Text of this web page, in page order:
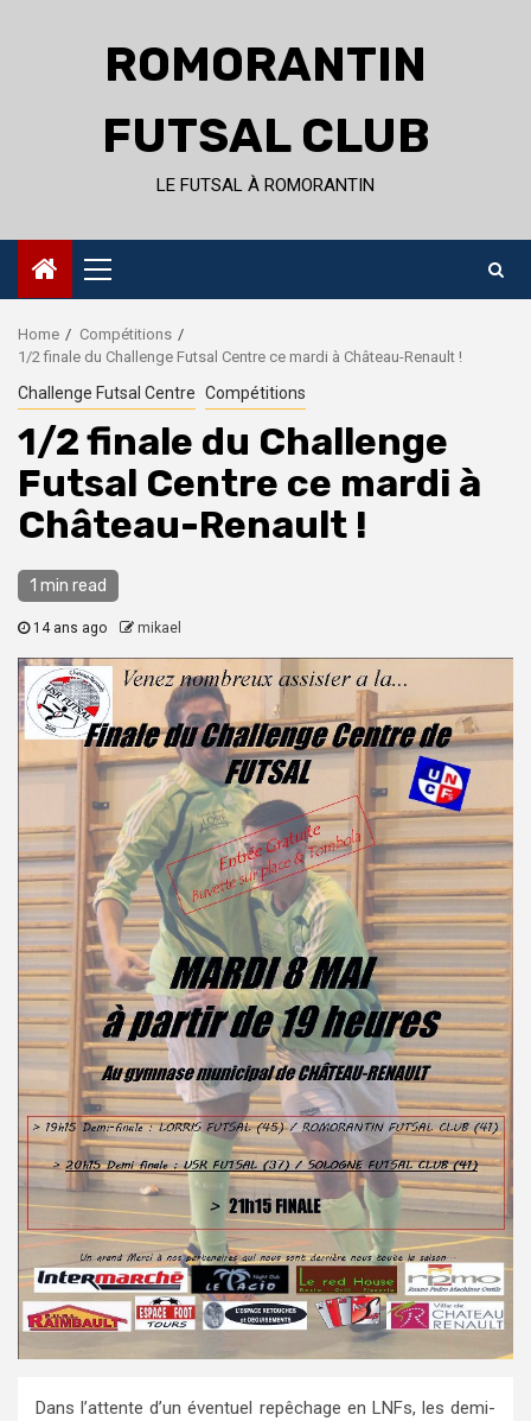
ROMORANTIN
FUTSAL CLUB
LE FUTSAL À ROMORANTIN
Primary
Menu
Home
Compétitions
1/2 finale du Challenge Futsal Centre ce mardi à Château-Renault !
Challenge Futsal Centre Compétitions
1/2 finale du Challenge
Futsal Centre ce mardi à
Château-Renault !
1 min read
14 ans ago mikael
Dans l’attente d’un éventuel repêchage en LNFs, les demi-